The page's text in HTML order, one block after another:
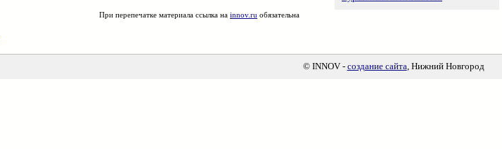
При перепечатке материала ссылка на innov.ru обязательна
© INNOV - создание сайта, Нижний Новгород